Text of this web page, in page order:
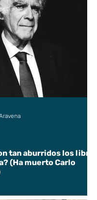
tan aburridos los libros
(Ha muerto Carlo